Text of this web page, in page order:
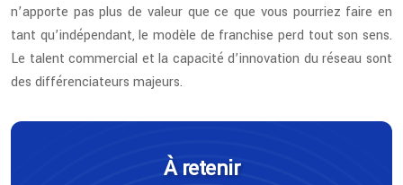
n’apporte pas plus de valeur que ce que vous pourriez faire en
tant qu’indépendant, le modèle de franchise perd tout son sens.
Le talent commercial et la capacité d’innovation du réseau sont
des différenciateurs majeurs.
À retenir